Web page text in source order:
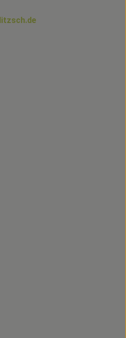
www.instagram.com/
t.me/s/hofmahlitzsch
zu https://www.facebook.com/